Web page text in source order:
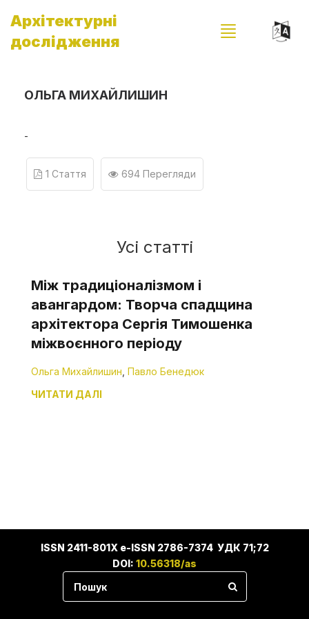
Архітектурні
дослідження
ОЛЬГА МИХАЙЛИШИН
-
1 Стаття 694 Перегляди
Усі статті
Між традиціоналізмом і
авангардом: Творча спадщина
архітектора Сергія Тимошенка
міжвоєнного періоду
Ольга Михайлишин Павло Бенедюк
ЧИТАТИ ДАЛІ
ISSN 2411-801X e-ISSN 2786-7374 УДК 71;72
DOI: 10.56318/as